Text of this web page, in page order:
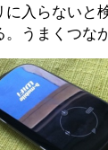
に入らないと
。うまくつな